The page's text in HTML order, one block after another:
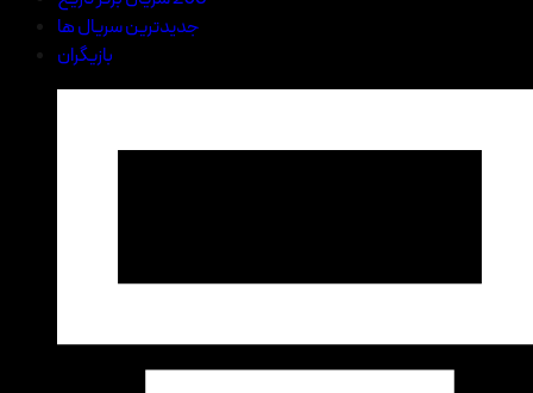
جدیدترین سریال ها
بازیگران